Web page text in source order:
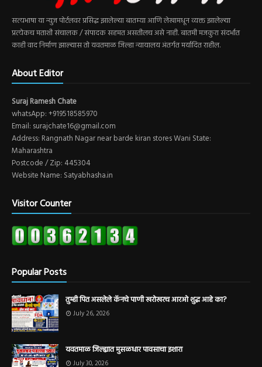
सत्यभाषा या न्युज पोर्टलवर प्रसिद्ध झालेल्या बातम्या आणि लेखामधून व्यक्त झालेल्या
प्रत्येकच मताशी संचालक / संपादक सहमत असतीलच असे नाही. बातमी मजकुरा संदर्भात
काही वाद निर्माण झाल्यास तो यवतमाळ जिल्हा न्यायालय अंतर्गत मर्यादित राहील.
About Editor
Suraj Ramesh Chate
whatsApp: +919518585970
Email: surajchate16@gmail.com
Address: Rangnath Nagar near barde kiran stores Wani State:
Maharashtra
Postcode / Zip: 445304
Website Name: Satyabhasha.in
Visitor Counter
Popular Posts
तुम्ही पित असलेले कॅनचे पाणी खरोखरच आरओ शुद्ध आहे का?
July 26, 2026
यवतमाळ जिल्ह्यात मुसळधार पावसाचा इशारा
July 30, 2026